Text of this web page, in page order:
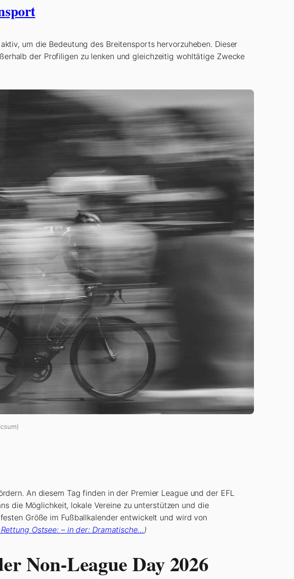
um die Bedeutung des Breitensports hervorzuheben. Dieser
der Profiligen zu lenken und gleichzeitig wohltätige Zwecke
An diesem Tag finden in der Premier League und der EFL
die Möglichkeit, lokale Vereine zu unterstützen und die
Größe im Fußballkalender entwickelt und wird von
Ostsee: – in der: Dramatische…)
Non-League Day 2026